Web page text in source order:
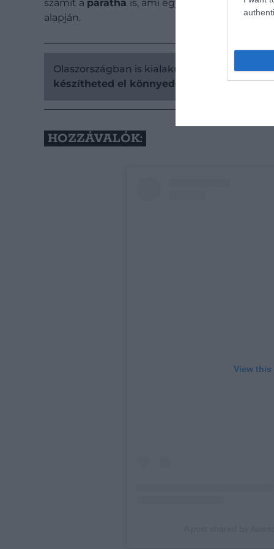
számít a paratha is, ami egy töltött változat –
alapján.
Olaszországban is kialakult egy változat:
készítheted el könnyedén otthon!
HOZZÁVALÓK:
View this